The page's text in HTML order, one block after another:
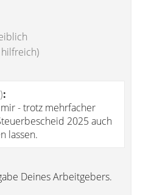
:
- trotz mehrfacher
2025 auch
lassen.
Deines Arbeitgebers.